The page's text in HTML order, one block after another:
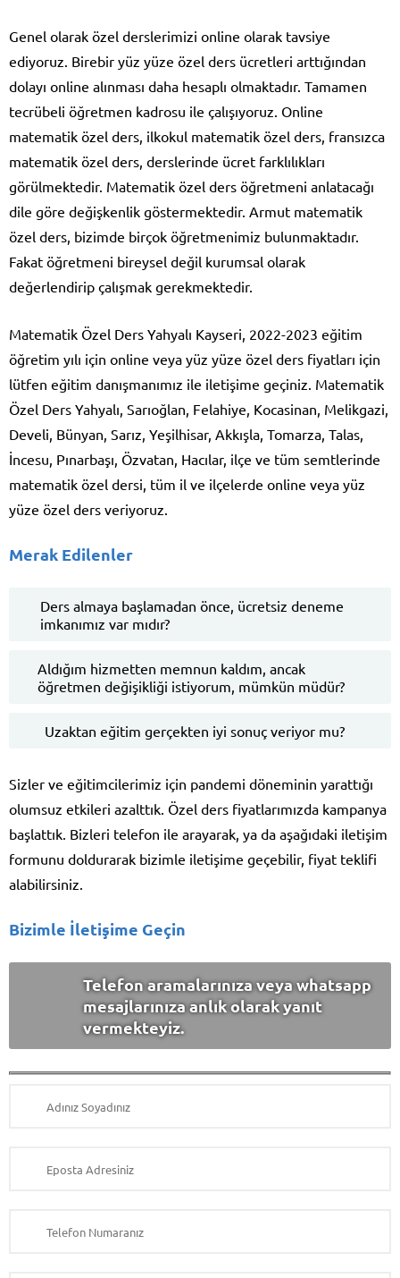
Genel olarak özel derslerimizi online olarak tavsiye
ediyoruz. Birebir yüz yüze özel ders ücretleri arttığından
dolayı online alınması daha hesaplı olmaktadır. Tamamen
tecrübeli öğretmen kadrosu ile çalışıyoruz. Online
matematik özel ders, ilkokul matematik özel ders, fransızca
matematik özel ders, derslerinde ücret farklılıkları
görülmektedir. Matematik özel ders öğretmeni anlatacağı
dile göre değişkenlik göstermektedir. Armut matematik
özel ders, bizimde birçok öğretmenimiz bulunmaktadır.
Fakat öğretmeni bireysel değil kurumsal olarak
değerlendirip çalışmak gerekmektedir.
Matematik Özel Ders Yahyalı Kayseri, 2022-2023 eğitim
öğretim yılı için online veya yüz yüze özel ders fiyatları için
lütfen eğitim danışmanımız ile iletişime geçiniz. Matematik
Özel Ders Yahyalı, Sarıoğlan, Felahiye, Kocasinan, Melikgazi,
Develi, Bünyan, Sarız, Yeşilhisar, Akkışla, Tomarza, Talas,
İncesu, Pınarbaşı, Özvatan, Hacılar, ilçe ve tüm semtlerinde
matematik özel dersi, tüm il ve ilçelerde online veya yüz
yüze özel ders veriyoruz.
Merak Edilenler
Ders almaya başlamadan önce, ücretsiz deneme
imkanımız var mıdır?
Aldığım hizmetten memnun kaldım, ancak
öğretmen değişikliği istiyorum, mümkün müdür?
Uzaktan eğitim gerçekten iyi sonuç veriyor mu?
Sizler ve eğitimcilerimiz için pandemi döneminin yarattığı
olumsuz etkileri azalttık. Özel ders fiyatlarımızda kampanya
başlattık. Bizleri telefon ile arayarak, ya da aşağıdaki iletişim
formunu doldurarak bizimle iletişime geçebilir, fiyat teklifi
alabilirsiniz.
Bizimle İletişime Geçin
Telefon aramalarınıza veya whatsapp
mesajlarınıza anlık olarak yanıt
vermekteyiz.